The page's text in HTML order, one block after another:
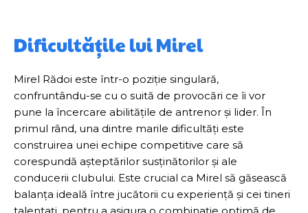
Dificultățile lui Mirel
Mirel Rădoi este într-o poziție singulară,
confruntându-se cu o suită de provocări ce îi vor
pune la încercare abilitățile de antrenor și lider. În
primul rând, una dintre marile dificultăți este
construirea unei echipe competitive care să
corespundă așteptărilor susținătorilor și ale
conducerii clubului. Este crucial ca Mirel să găsească
balanța ideală între jucătorii cu experiență și cei tineri
talentați, pentru a asigura o combinație optimă de